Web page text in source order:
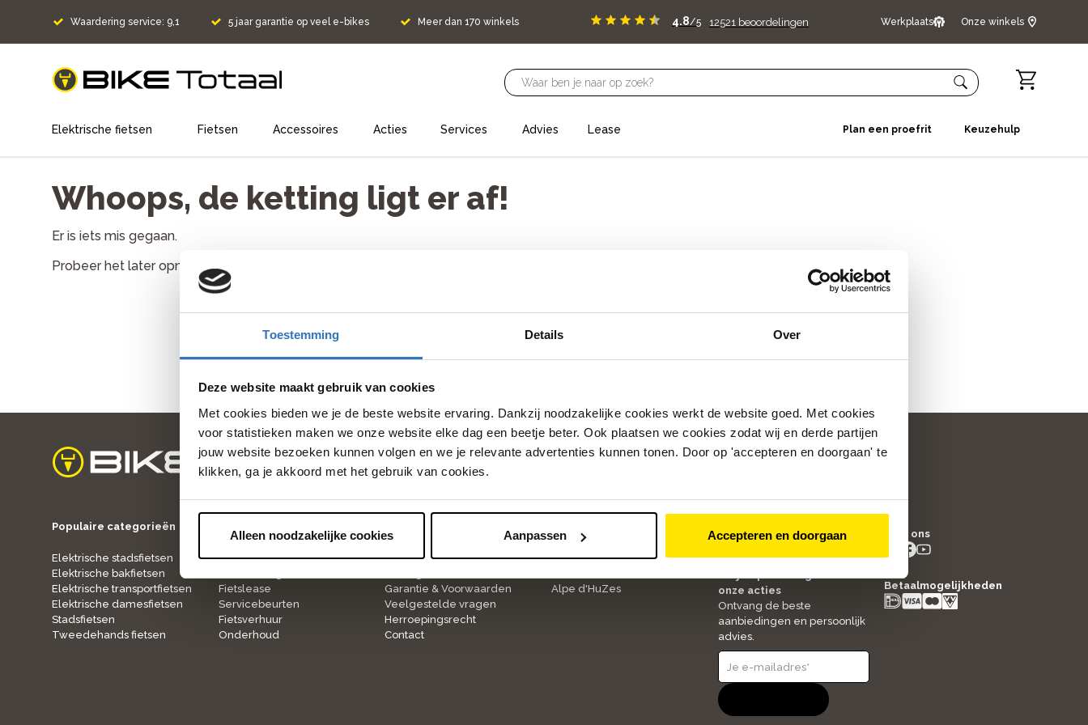
Toestemming Details Over
Deze website maakt gebruik van cookies
Met cookies bieden we je de beste website ervaring. Dankzij noodzakelijke cookies werkt de website goed. Met cookies
voor statistieken maken we onze website elke dag een beetje beter. Ook plaatsen we cookies zodat wij en derde partijen
jouw website bezoeken kunnen volgen en we je relevante advertenties kunnen tonen. Door op 'accepteren en doorgaan' te
klikken, ga je akkoord met het gebruik van cookies.
Alleen noodzakelijke cookies Aanpassen Accepteren en doorgaan
Waardering service: 9,1 5 jaar garantie op veel e-bikes Meer dan 170 winkels 4.8/5 12521 beoordelingen Werkplaats Onze winkels
home
Elektrische fietsen Fietsen Accessoires Acties Services Advies Lease Plan een proefrit Keuzehulp
Whoops, de ketting ligt er af!
Er is iets mis gegaan.
Probeer het later opnieuw. Als het probleem aanhoud neem dan contact met ons op.
home
Populaire categorieën
Elektrische stadsfietsen
Elektrische bakfietsen
Elektrische transportfietsen
Elektrische damesfietsen
Stadsfietsen
Tweedehands fietsen
Fietspaspoort
Fietslease
Servicebeurten
Fietsverhuur
Onderhoud
Bestellen & Betalen
Garantie & Voorwaarden
Veelgestelde vragen
Herroepingsrecht
Contact
Onze winkels
Alpe d'HuZes
4.8
12521
Altijd op de hoogte van
onze acties
Ontvang de beste
aanbiedingen en persoonlijk
advies.
Volg ons
instagram
facebook
Betaalmogelijkheden